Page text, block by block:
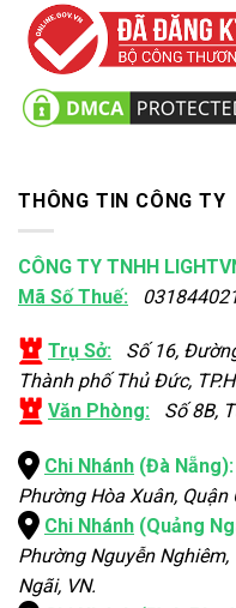
THÔNG TIN CÔNG TY
CÔNG TY TNHH
Mã Số Thuế:
Trụ Sở: Số 16,
Thành phố Thủ Đức,
Văn Phòng: Số 8B,
Chi Nhánh (Đà Nẵng):
Phường Hòa Xuân, Quận
Chi Nhánh (Quảng
Phường Nguyễn
Ngãi, VN.